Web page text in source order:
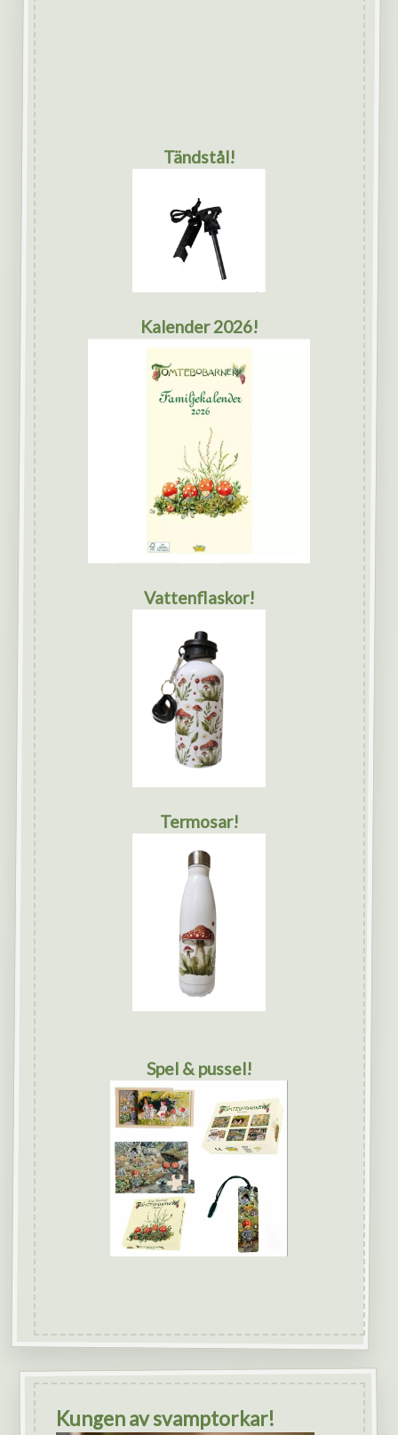
Tändstål!
Kalender 2026!
Vattenflaskor!
Termosar!
Spel & pussel!
Kungen av svamptorkar!